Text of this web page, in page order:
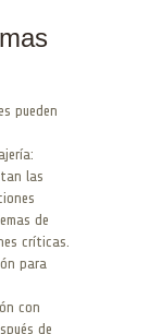
pueden
las
de
críticas.
para
con
de